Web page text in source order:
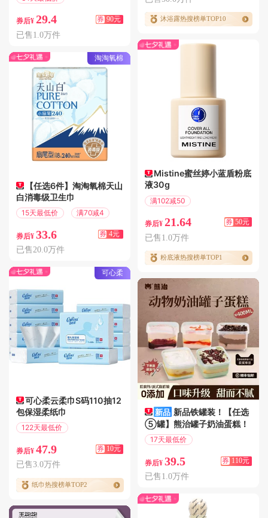
券后¥ 29.4 券 90元
已售1.0万件
淘淘氧棉
【任选6件】淘淘氧棉天山
白消毒级卫生巾
15天最低价 满70减4
券后¥ 33.6 券 4元
已售20.0万件
可心柔
可心柔云柔巾S码110抽12
包保湿柔纸巾
122天最低价
券后¥ 47.9 券 10元
已售3.0万件
纸巾热搜榜单TOP2
沐浴露热搜榜单TOP10
Mistine蜜丝婷小蓝盾粉底
液30g
满102减50
券后¥ 21.64 券 50元
已售1.0万件
粉底液热搜榜单TOP1
新品铁罐装！【任选
⑤罐】熊治罐子奶油蛋糕！
17天最低价
券后¥ 39.5 券 110元
已售1.0万件